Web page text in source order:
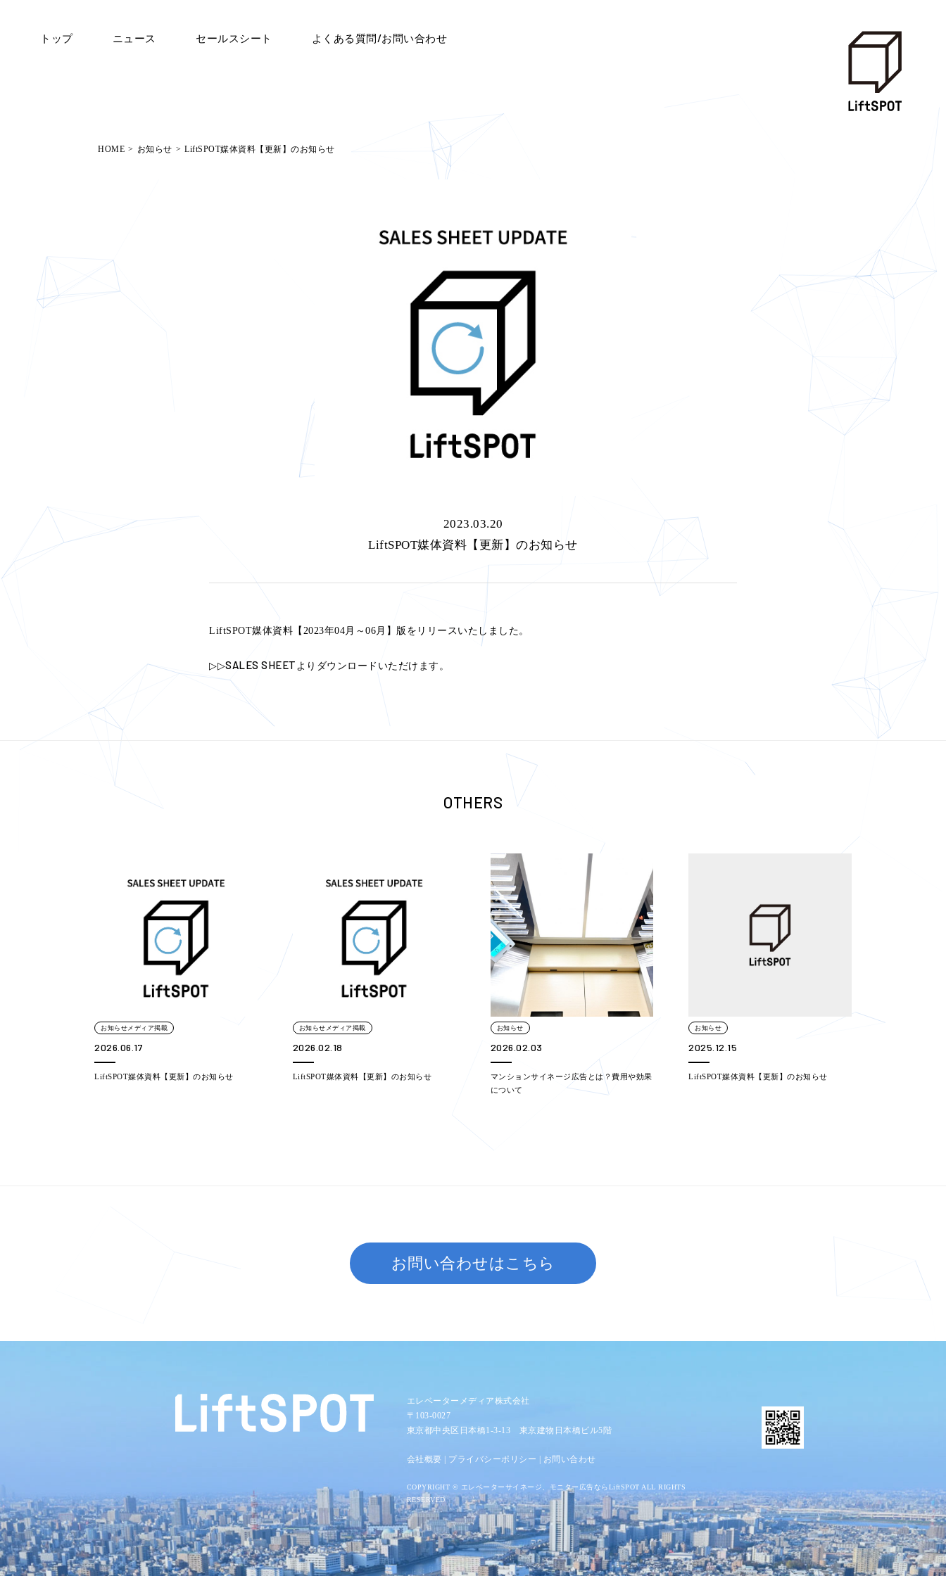
トップ ニュース セールスシート よくある質問/お問い合わせ
HOME > お知らせ > LiftSPOT媒体資料【更新】のお知らせ
2023.03.20
LiftSPOT媒体資料【更新】のお知らせ
LiftSPOT媒体資料【2023年04月～06月】版をリリースいたしました。
▷▷SALES SHEET よりダウンロードいただけます。
OTHERS
お知らせメディア掲載
2026.06.17
LiftSPOT媒体資料【更新】のお知らせ
お知らせメディア掲載
2026.02.18
LiftSPOT媒体資料【更新】のお知らせ
お知らせ
2026.02.03
マンションサイネージ広告とは？費用や効果
について
お知らせ
2025.12.15
LiftSPOT媒体資料【更新】のお知らせ
お問い合わせはこちら
エレベーターメディア株式会社
〒103-0027
東京都中央区日本橋1-3-13 東京建物日本橋ビル5階
会社概要 プライバシーポリシー お問い合わせ
COPYRIGHT © エレベーターサイネージ、モニター広告ならLiftSPOT ALL RIGHTS
RESERVED